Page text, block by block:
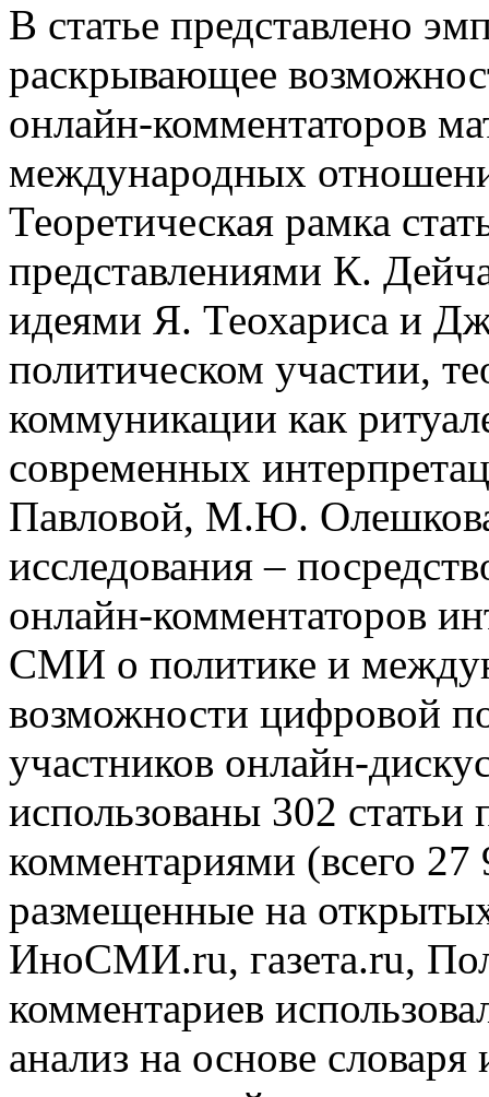
В статье представлено
раскрывающее
онлайн-комментаторов
международных
Теоретическая рамка
представлениями К.
идеями Я. Теохариса и
политическом участии,
коммуникации как
современных
Павловой, М.Ю.
исследования –
онлайн-комментаторов
СМИ о политике и
возможности цифровой
участников онлайн-
использованы 302 статьи
комментариями (всего
размещенные на
ИноСМИ.ru, газета.ru,
комментариев
анализ на основе